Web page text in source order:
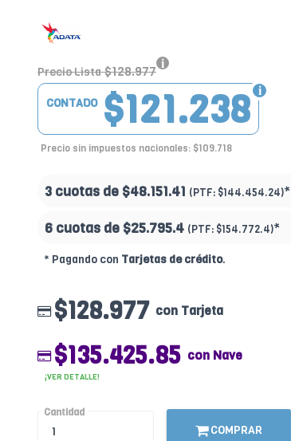
Precio Lista $128.977
$121.238
CONTADO
Precio sin impuestos nacionales: $109.718
3 cuotas de $48.151.41 (PTF: $144.454.24)*
6 cuotas de $25.795.4 (PTF: $154.772.4)*
* Pagando con Tarjetas de crédito.
$128.977 con Tarjeta
$135.425.85 con Nave
¡VER DETALLE!
Cantidad
COMPRAR